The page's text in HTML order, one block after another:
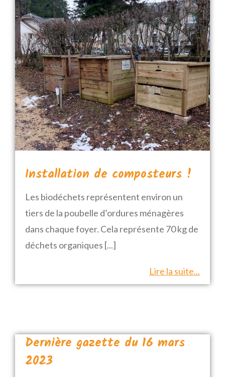
Installation de composteurs !
Les biodéchets représentent environ un
tiers de la poubelle d’ordures ménagères
dans chaque foyer. Cela représente 70 kg de
déchets organiques [...]
Lire la suite...
Dernière gazette du 16 mars
2023